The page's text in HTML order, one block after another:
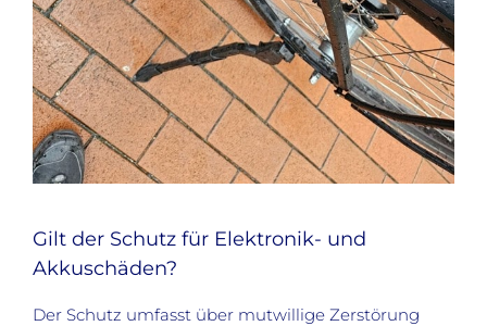
Gilt der Schutz für Elektronik- und
Akkuschäden?
Der Schutz umfasst über mutwillige Zerstörung